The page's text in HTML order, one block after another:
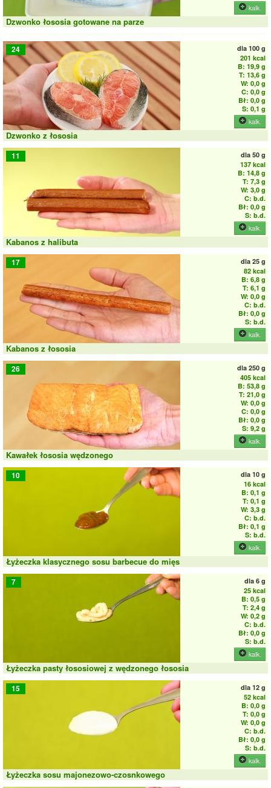
kalk.
Dzwonko łososia gotowane na parze
24 dla 100 g
201 kcal
B: 19,9 g
T: 13,6 g
W: 0,0 g
C: 0,0 g
Bł: 0,0 g
S: 0,1 g
kalk.
Dzwonko z łososia
11 dla 50 g
137 kcal
B: 14,8 g
T: 7,3 g
W: 3,0 g
C: b.d.
Bł: 0,0 g
S: b.d.
kalk.
Kabanos z halibuta
17 dla 25 g
82 kcal
B: 6,8 g
T: 6,1 g
W: 0,0 g
C: b.d.
Bł: 0,0 g
S: b.d.
kalk.
Kabanos z łososia
26 dla 250 g
405 kcal
B: 53,8 g
T: 21,0 g
W: 0,0 g
C: 0,0 g
Bł: 0,0 g
S: 9,2 g
kalk.
Kawałek łososia wędzonego
10 dla 10 g
16 kcal
B: 0,1 g
T: 0,1 g
W: 3,3 g
C: b.d.
Bł: 0,1 g
S: b.d.
kalk.
Łyżeczka klasycznego sosu barbecue do mięs
7 dla 6 g
25 kcal
B: 0,5 g
T: 2,4 g
W: 0,2 g
C: b.d.
Bł: 0,0 g
S: b.d.
kalk.
Łyżeczka pasty łososiowej z wędzonego łososia
15 dla 12 g
52 kcal
B: 0,0 g
T: 0,0 g
W: 0,0 g
C: b.d.
Bł: 0,0 g
S: b.d.
kalk.
Łyżeczka sosu majonezowo-czosnkowego